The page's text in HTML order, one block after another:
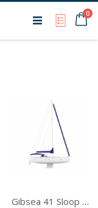
My0
Gibsea 41 Sloop Tentwerk